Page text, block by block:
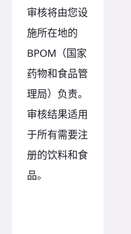
审核将由您设
施所在地的
BPOM（国家
药物和食品管
理局）负责。
审核结果适用
于所有需要注
册的饮料和食
品。